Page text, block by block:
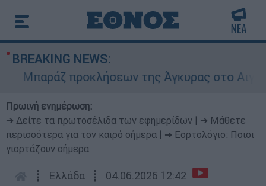
BREAKING NEWS:
Μπαράζ προκλήσεων της Άγκυρας στο Αιγαίο:
Πρωινή ενημέρωση:
➔ Δείτε τα πρωτοσέλιδα των εφημερίδων
➔ Μάθετε
περισσότερα για τον καιρό σήμερα
➔ Εορτολόγιο: Ποιοι
γιορτάζουν σήμερα
┋ Ελλάδα ┋ 04.06.2026 12:42